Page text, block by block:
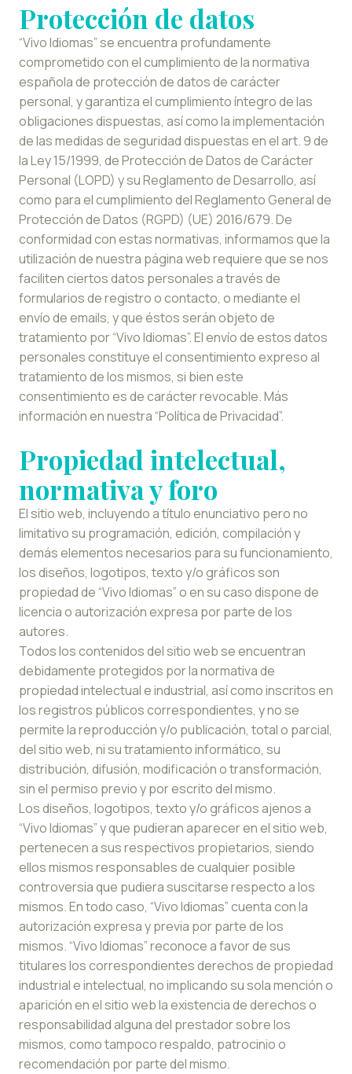
Protección de datos
“Vivo Idiomas” se encuentra profundamente
comprometido con el cumplimiento de la normativa
española de protección de datos de carácter
personal, y garantiza el cumplimiento íntegro de las
obligaciones dispuestas, así como la implementación
de las medidas de seguridad dispuestas en el art. 9 de
la Ley 15/1999, de Protección de Datos de Carácter
Personal (LOPD) y su Reglamento de Desarrollo, así
como para el cumplimiento del Reglamento General de
Protección de Datos (RGPD) (UE) 2016/679. De
conformidad con estas normativas, informamos que la
utilización de nuestra página web requiere que se nos
faciliten ciertos datos personales a través de
formularios de registro o contacto, o mediante el
envío de emails, y que éstos serán objeto de
tratamiento por “Vivo Idiomas”. El envío de estos datos
personales constituye el consentimiento expreso al
tratamiento de los mismos, si bien este
consentimiento es de carácter revocable. Más
información en nuestra “Política de Privacidad”.
Propiedad intelectual,
normativa y foro
El sitio web, incluyendo a título enunciativo pero no
limitativo su programación, edición, compilación y
demás elementos necesarios para su funcionamiento,
los diseños, logotipos, texto y/o gráficos son
propiedad de “Vivo Idiomas” o en su caso dispone de
licencia o autorización expresa por parte de los
autores.
Todos los contenidos del sitio web se encuentran
debidamente protegidos por la normativa de
propiedad intelectual e industrial, así como inscritos en
los registros públicos correspondientes, y no se
permite la reproducción y/o publicación, total o parcial,
del sitio web, ni su tratamiento informático, su
distribución, difusión, modificación o transformación,
sin el permiso previo y por escrito del mismo.
Los diseños, logotipos, texto y/o gráficos ajenos a
“Vivo Idiomas” y que pudieran aparecer en el sitio web,
pertenecen a sus respectivos propietarios, siendo
ellos mismos responsables de cualquier posible
controversia que pudiera suscitarse respecto a los
mismos. En todo caso, “Vivo Idiomas” cuenta con la
autorización expresa y previa por parte de los
mismos. “Vivo Idiomas” reconoce a favor de sus
titulares los correspondientes derechos de propiedad
industrial e intelectual, no implicando su sola mención o
aparición en el sitio web la existencia de derechos o
responsabilidad alguna del prestador sobre los
mismos, como tampoco respaldo, patrocinio o
recomendación por parte del mismo.